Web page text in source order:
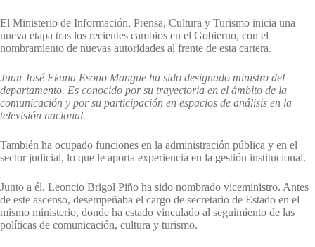
El Ministerio de Información, Prensa, Cultura y Turismo inicia una
nueva etapa tras los recientes cambios en el Gobierno, con el
nombramiento de nuevas autoridades al frente de esta cartera.
Juan José Ekuna Esono Mangue ha sido designado ministro del
departamento. Es conocido por su trayectoria en el ámbito de la
comunicación y por su participación en espacios de análisis en la
televisión nacional.
También ha ocupado funciones en la administración pública y en el
sector judicial, lo que le aporta experiencia en la gestión institucional.
Junto a él, Leoncio Brigol Piño ha sido nombrado viceministro. Antes
de este ascenso, desempeñaba el cargo de secretario de Estado en el
mismo ministerio, donde ha estado vinculado al seguimiento de las
políticas de comunicación, cultura y turismo.